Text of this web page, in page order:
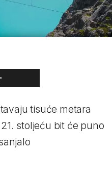
tisuće metara
stoljeću bit će puno